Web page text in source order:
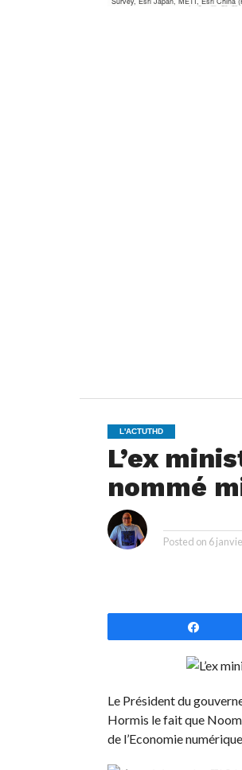
L'ACTUTHD
L’ex
nommé
Posted on 6
Le Président du
Hormis le fait que
de l’Economie